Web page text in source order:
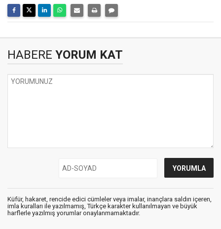
HABERE YORUM KAT
Küfür, hakaret, rencide edici cümleler veya imalar, inançlara saldırı içeren,
imla kuralları ile yazılmamış, Türkçe karakter kullanılmayan ve büyük
harflerle yazılmış yorumlar onaylanmamaktadır.